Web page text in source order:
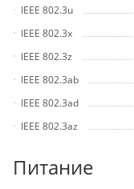
IEEE 802.3u
IEEE 802.3x
IEEE 802.3z
IEEE 802.3ab
IEEE 802.3ad
IEEE 802.3az
Питание